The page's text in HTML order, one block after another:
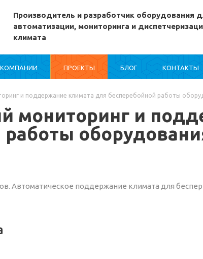
Производитель и разработчик оборудования
автоматизации, мониторинга и
климата
ПРОЕКТЫ БЛОГ КОНТАКТЫ
и поддержание климата для бесперебойной работы
мониторинг и
работы
Автоматическое поддержание климата для